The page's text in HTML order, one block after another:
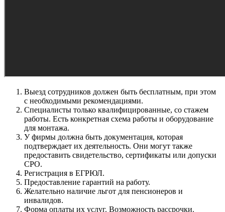
Выезд сотрудников должен быть бесплатным, при этом
с необходимыми рекомендациями.
Специалисты только квалифицированные, со стажем
работы. Есть конкретная схема работы и оборудование
для монтажа.
У фирмы должна быть документация, которая
подтверждает их деятельность. Они могут также
предоставить свидетельство, сертификаты или допуски
СРО.
Регистрация в ЕГРЮЛ.
Предоставление гарантий на работу.
Желательно наличие льгот для пенсионеров и
инвалидов.
Форма оплаты их услуг. Возможность рассрочки.